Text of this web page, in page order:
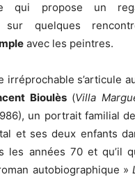
qui propose un
sur quelques
avec les peintres.
irréprochable s’articule
Bioulès(Villa
un portrait familial de
et ses deux enfants
les années 70 et qu’il
autobiographique »